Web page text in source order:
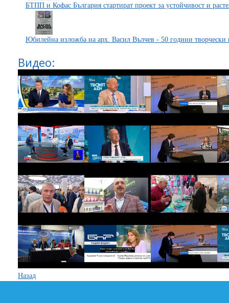
БТПП и Кофас България стартират проект за устойчивост и
Юбилейна изложба на арх. Васил Вълчев - 50 години
Видео:
Назад